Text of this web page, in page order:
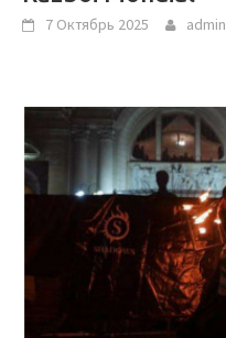
7 Октябрь 2025 admin